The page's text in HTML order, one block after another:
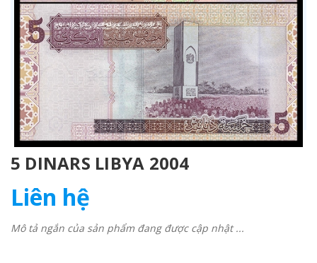
5 DINARS LIBYA 2004
Liên hệ
Mô tả ngắn của sản phẩm đang được cập nhật ...